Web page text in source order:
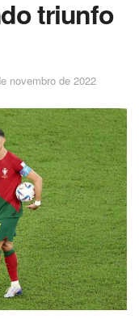
triunfo
novembro de 2022